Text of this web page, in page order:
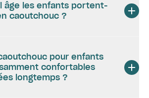
âge les enfants portent-
caoutchouc ?
pour enfants
confortables
longtemps ?